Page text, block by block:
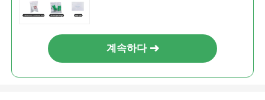
계속하다